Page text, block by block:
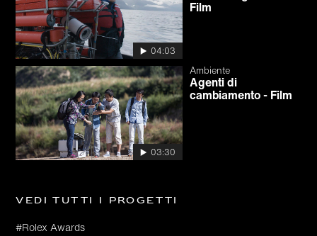
04:03
Film
03:30
Ambiente
Agenti di
cambiamento - Film
Vedi tutti i progetti
#Rolex Awards